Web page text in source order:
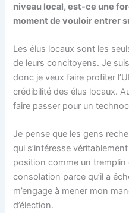
niveau local, est-ce une
moment de vouloir entrer
Les élus locaux sont les
de leurs concitoyens. Je
donc je veux faire profiter
crédibilité des élus locaux.
faire passer pour un
Je pense que les gens
qui s’intéresse véritablement
position comme un
consolation parce qu’il a
m’engage à mener mon
d’élection.